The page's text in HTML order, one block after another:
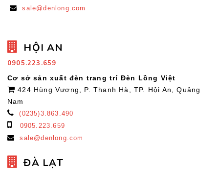
sale@denlong.com
HỘI AN
0905.223.659
Cơ sở sản xuất đèn trang trí Đèn Lồng Việt
424 Hùng Vương, P. Thanh Hà, TP. Hội An, Quảng
Nam
(0235)3.863.490
0905.223.659
sale@denlong.com
ĐÀ LẠT